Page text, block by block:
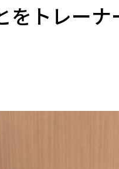
トレーナ